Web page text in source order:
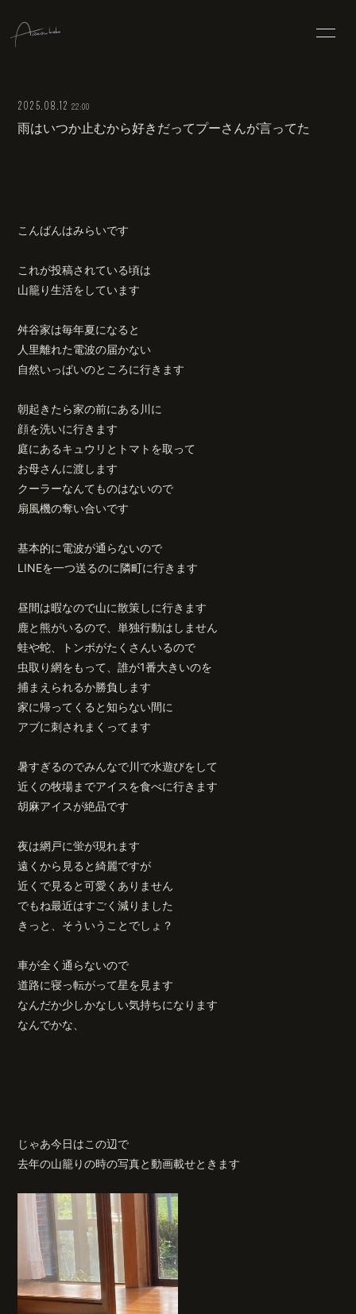
SCHEDULE
PROFILE
2025.08.12 22:00
雨はいつか止むから好きだってプーさんが言ってた
こんばんはみらいです
これが投稿されている頃は
山籠り生活をしています
舛谷家は毎年夏になると
人里離れた電波の届かない
自然いっぱいのところに行きます
朝起きたら家の前にある川に
顔を洗いに行きます
庭にあるキュウリとトマトを取って
お母さんに渡します
クーラーなんてものはないので
扇風機の奪い合いです
基本的に電波が通らないので
LINEを一つ送るのに隣町に行きます
昼間は暇なので山に散策しに行きます
鹿と熊がいるので、単独行動はしません
蛙や蛇、トンボがたくさんいるので
虫取り網をもって、誰が1番大きいのを
捕まえられるか勝負します
家に帰ってくると知らない間に
アブに刺されまくってます
暑すぎるのでみんなで川で水遊びをして
近くの牧場までアイスを食べに行きます
胡麻アイスが絶品です
夜は網戸に蛍が現れます
遠くから見ると綺麗ですが
近くで見ると可愛くありません
でもね最近はすごく減りました
きっと、そういうことでしょ？
車が全く通らないので
道路に寝っ転がって星を見ます
なんだか少しかなしい気持ちになります
なんでかな、
じゃあ今日はこの辺で
去年の山籠りの時の写真と動画載せときます